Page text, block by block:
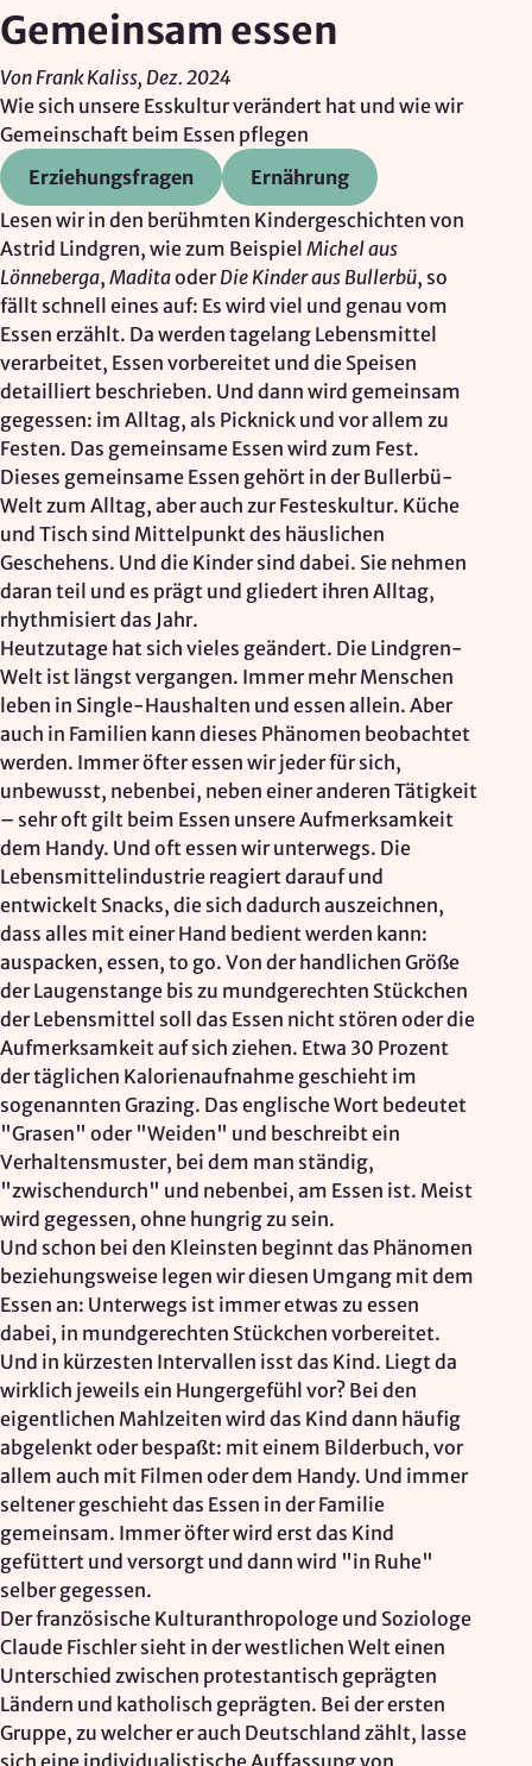
Gemeinsam essen
Von Frank Kaliss, Dez. 2024
Wie sich unsere Esskultur verändert hat und wie wir
Gemeinschaft beim Essen pflegen
Erziehungsfragen
Ernährung
Lesen wir in den berühmten Kindergeschichten von
Astrid Lindgren, wie zum Beispiel Michel aus
Lönneberga, MaditaoderDie Kinder aus Bullerbü, so
fällt schnell eines auf: Es wird viel und genau vom
Essen erzählt. Da werden tagelang Lebensmittel
verarbeitet, Essen vorbereitet und die Speisen
detailliert beschrieben. Und dann wird gemeinsam
gegessen: im Alltag, als Picknick und vor allem zu
Festen. Das gemeinsame Essen wird zum Fest.
Dieses gemeinsame Essen gehört in der Bullerbü-
Welt zum Alltag, aber auch zur Festeskultur. Küche
und Tisch sind Mittelpunkt des häuslichen
Geschehens. Und die Kinder sind dabei. Sie nehmen
daran teil und es prägt und gliedert ihren Alltag,
rhythmisiert das Jahr.
Heutzutage hat sich vieles geändert. Die Lindgren-
Welt ist längst vergangen. Immer mehr Menschen
leben in Single-Haushalten und essen allein. Aber
auch in Familien kann dieses Phänomen beobachtet
werden. Immer öfter essen wir jeder für sich,
unbewusst, nebenbei, neben einer anderen Tätigkeit
– sehr oft gilt beim Essen unsere Aufmerksamkeit
dem Handy. Und oft essen wir unterwegs. Die
Lebensmittelindustrie reagiert darauf und
entwickelt Snacks, die sich dadurch auszeichnen,
dass alles mit einer Hand bedient werden kann:
auspacken, essen, to go. Von der handlichen Größe
der Laugenstange bis zu mundgerechten Stückchen
der Lebensmittel soll das Essen nicht stören oder die
Aufmerksamkeit auf sich ziehen. Etwa 30 Prozent
der täglichen Kalorienaufnahme geschieht im
sogenannten Grazing. Das englische Wort bedeutet
"Grasen" oder "Weiden" und beschreibt ein
Verhaltensmuster, bei dem man ständig,
"zwischendurch" und nebenbei, am Essen ist. Meist
wird gegessen, ohne hungrig zu sein.
Und schon bei den Kleinsten beginnt das Phänomen
beziehungsweise legen wir diesen Umgang mit dem
Essen an: Unterwegs ist immer etwas zu essen
dabei, in mundgerechten Stückchen vorbereitet.
Und in kürzesten Intervallen isst das Kind. Liegt da
wirklich jeweils ein Hungergefühl vor? Bei den
eigentlichen Mahlzeiten wird das Kind dann häufig
abgelenkt oder bespaßt: mit einem Bilderbuch, vor
allem auch mit Filmen oder dem Handy. Und immer
seltener geschieht das Essen in der Familie
gemeinsam. Immer öfter wird erst das Kind
gefüttert und versorgt und dann wird "in Ruhe"
selber gegessen.
Der französische Kulturanthropologe und Soziologe
Claude Fischler sieht in der westlichen Welt einen
Unterschied zwischen protestantisch geprägten
Ländern und katholisch geprägten. Bei der ersten
Gruppe, zu welcher er auch Deutschland zählt, lasse
TYPO3-Cookies, sowie Funktionen zur
Google Places Autocomplete
Google Ireland Ltd.
Zweck:
Adresssuche, Geokoordinaten
Rechtsgrundlage: Art. 6 Abs. 1 lit. f DSGVO
Drittlandübermittlung: möglich
OPTIONAL
Optionale Cookies (z. B. für Karten von Mapbox,
Videos von Vimeo oder optionale zusätzliche
Cookies für die Messung von wiederkehrenden
Nutzenden von Matomo) werdennur nach Ihrer
Einwilligunggeladen.
Mapbox
Anbieter:
Mapbox Inc., US
Kartendarstellung
Rechtsgrundlage: Art. 6 Abs. 1 lit. a DSGVO
Vimeo
Anbieter:
Vimeo Inc., USA
Zweck:
Videowiedergabe
Rechtsgrundlage: Art. 6 Abs. 1 lit. a DSGVO
Matomo (Webanalyse)
Anbieter:
Vereinigung der Waldorfkindergärten e. V.
Zweck:
Reichweitenmessung, technische Optimierung
Cookie Laufzeit:
180 Tage
Hosting: DomainFactory GmbH, Deutschland
Rechtsgrundlage: Art. 6 Abs. 1 lit. f DSGVO
IP-Anonymisierung: aktiviert
Mailjet
Anbieter:
Mailjet GmbH
Zweck:
Anmeldung und Versand von Newslettern